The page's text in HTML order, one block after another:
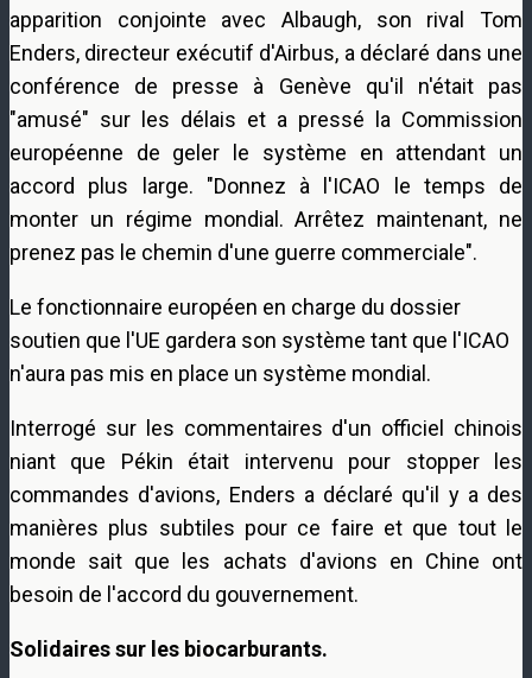
apparition conjointe avec Albaugh, son rival Tom
Enders, directeur exécutif d'Airbus, a déclaré dans une
conférence de presse à Genève qu'il n'était pas
"amusé" sur les délais et a pressé la Commission
européenne de geler le système en attendant un
accord plus large. "Donnez à l'ICAO le temps de
monter un régime mondial. Arrêtez maintenant, ne
prenez pas le chemin d'une guerre commerciale".
Le fonctionnaire européen en charge du dossier
soutien que l'UE gardera son système tant que l'ICAO
n'aura pas mis en place un système mondial.
Interrogé sur les commentaires d'un officiel chinois
niant que Pékin était intervenu pour stopper les
commandes d'avions, Enders a déclaré qu'il y a des
manières plus subtiles pour ce faire et que tout le
monde sait que les achats d'avions en Chine ont
besoin de l'accord du gouvernement.
Solidaires sur les biocarburants.